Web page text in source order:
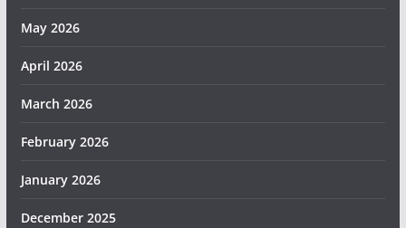
May 2026
April 2026
March 2026
February 2026
January 2026
December 2025